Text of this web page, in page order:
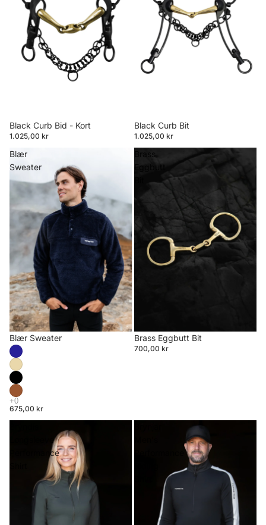
Black Curb Bid - Kort
1.025,00 kr
Black Curb Bit
1.025,00 kr
Blær
Sweater
Blær Sweater
675,00 kr
Brass
Eggbutt
Brass Eggbutt Bit
700,00 kr
Longsleeve
Performance